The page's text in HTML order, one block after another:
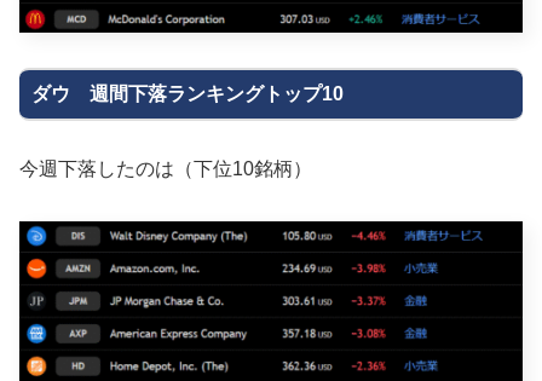
ダウ 週間下落ランキングトップ10
今週下落したのは（下位10銘柄）